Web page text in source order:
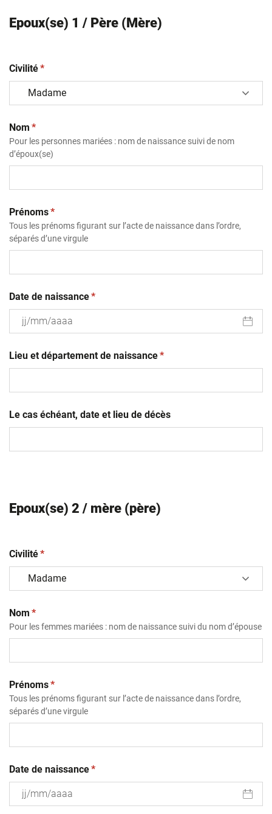
Epoux(se) 1 / Père (Mère)
Civilité(obligatoire)
*
Nom (obligatoire)
*
Pour les personnes mariées : nom de naissance suivi de nom
d’époux(se)
Prénoms(obligatoire)
*
Tous les prénoms figurant sur l’acte de naissance dans l’ordre,
séparés d’une virgule
Date de naissance(obligatoire)
*
slash
MM
Lieu et département de naissance(obligatoire)
*
Le cas échéant, date et lieu de décès
Epoux(se) 2 / mère (père)
Civilité(obligatoire)
*
Nom (obligatoire)
*
Pour les femmes mariées : nom de naissance suivi du nom d’épouse
Prénoms(obligatoire)
*
Tous les prénoms figurant sur l’acte de naissance dans l’ordre,
séparés d’une virgule
Date de naissance(obligatoire)
*